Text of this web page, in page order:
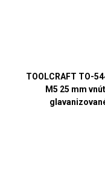
TOOLCRAFT TO-
M5 25 mm